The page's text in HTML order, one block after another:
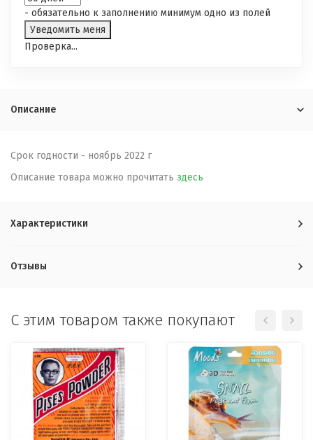
- обязательно к заполнению минимум одно из полей
Проверка...
Описание
Срок годности - ноябрь 2022 г
Описание товара можно прочитать здесь
Характеристики
Отзывы
C этим товаром также покупают